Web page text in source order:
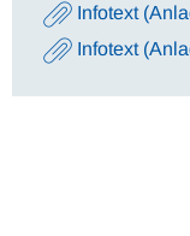
Infotext
Infotext